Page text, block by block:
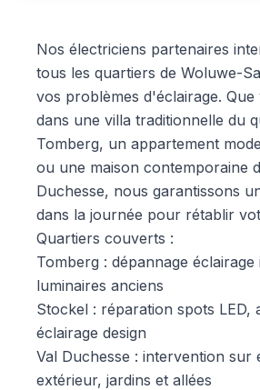
Nos électriciens partenaires
tous les quartiers de Woluwe-
vos problèmes d'éclairage. Que
dans une villa traditionnelle du
Tomberg, un appartement
ou une maison contemporaine
Duchesse, nous garantissons
dans la journée pour rétablir
Quartiers couverts :
Tomberg : dépannage
luminaires anciens
Stockel : réparation spots LED,
éclairage design
Val Duchesse : intervention sur
extérieur, jardins et allées